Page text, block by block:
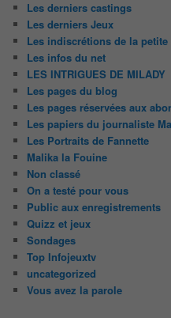
Les derniers castings
Les derniers Jeux
Les indiscrétions de la
Les infos du net
LES INTRIGUES DE MILADY
Les pages du blog
Les pages réservées aux
Les papiers du journaliste
Les Portraits de Fannette
Malika la Fouine
Non classé
On a testé pour vous
Public aux enregistrements
Quizz et jeux
Sondages
Top Infojeuxtv
uncategorized
Vous avez la parole